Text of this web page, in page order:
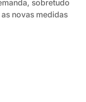
sobretudo
novas medidas